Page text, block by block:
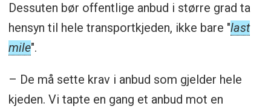
Dessuten bør offentlige anbud i større grad ta
hensyn til hele transportkjeden, ikke bare "last
mile".
– De må sette krav i anbud som gjelder hele
kjeden. Vi tapte en gang et anbud mot en